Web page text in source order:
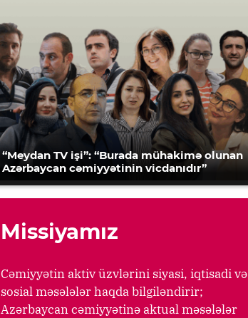
“Meydan TV işi”: “Burada mühakimə olunan
Azərbaycan cəmiyyətinin vicdanıdır”
Missiyamız
Cəmiyyətin aktiv üzvlərini siyasi, iqtisadi və
sosial məsələlər haqda bilgiləndirir;
Azərbaycan cəmiyyətinə aktual məsələlər